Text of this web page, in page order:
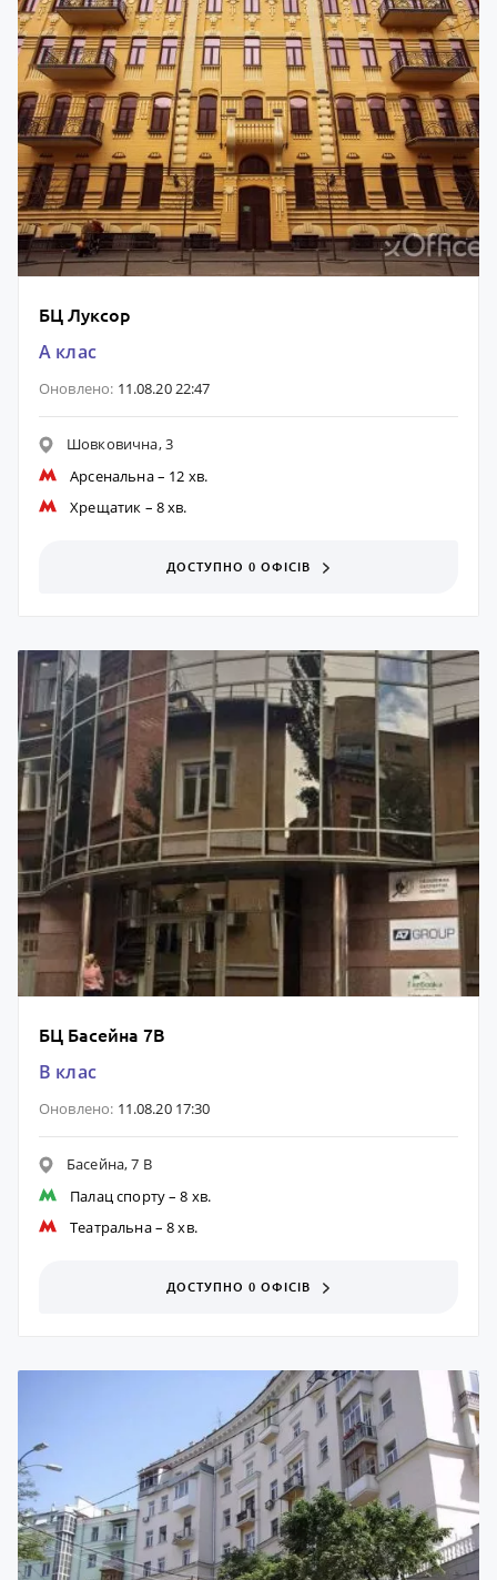
БЦ Луксор
A клас
Оновлено: 11.08.20 22:47
Шовковична, 3
Арсенальна– 12 хв.
Хрещатик – 8 хв.
ДОСТУПНО 0 ОФІСІВ
БЦ Басейна 7В
B клас
Оновлено: 11.08.20 17:30
Басейна, 7 В
Палац спорту– 8 хв.
Театральна– 8 хв.
ДОСТУПНО 0 ОФІСІВ